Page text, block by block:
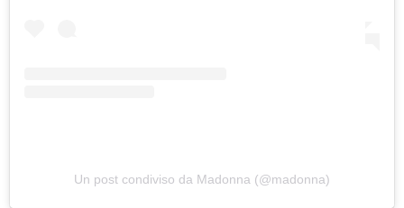
Un post condiviso da Madonna (@madonna)